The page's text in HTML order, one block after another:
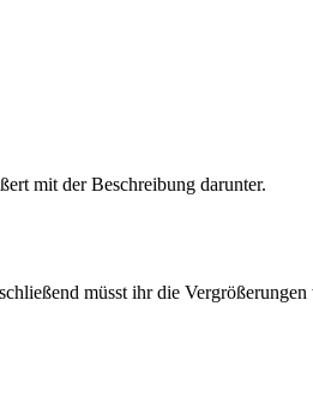
mit der Beschreibung darunter.
müsst ihr die Vergrößerungen